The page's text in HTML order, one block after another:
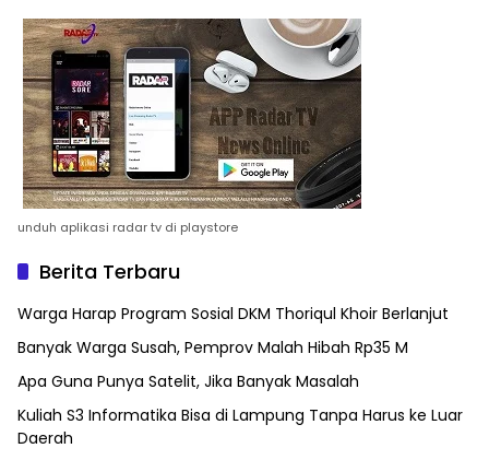
unduh aplikasi radar tv di playstore
Berita Terbaru
Warga Harap Program Sosial DKM Thoriqul Khoir Berlanjut
Banyak Warga Susah, Pemprov Malah Hibah Rp35 M
Apa Guna Punya Satelit, Jika Banyak Masalah
Kuliah S3 Informatika Bisa di Lampung Tanpa Harus ke Luar
Daerah